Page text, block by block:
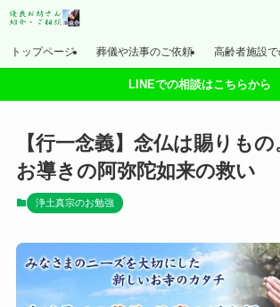
トップページ 葬儀や法事のご依頼 高齢者施設
LINEでの相談はこちらから
【行一念義】念仏は賜りも
お導きの阿弥陀如来の救い
浄土真宗のお勉強